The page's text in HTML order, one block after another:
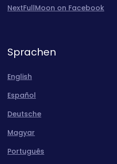
NextFullMoon on Facebook
Sprachen
English
Español
Deutsche
Magyar
Português